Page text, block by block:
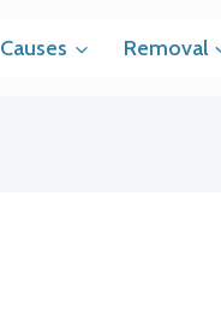
Causes Removal